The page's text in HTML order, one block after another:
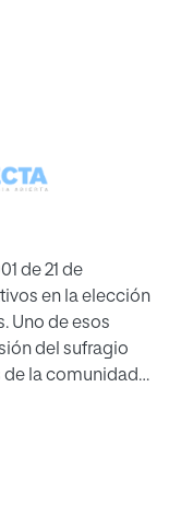
de 21 de
en la elección
Uno de esos
del sufragio
de la comunidad
aquellos
pocos
medida ese